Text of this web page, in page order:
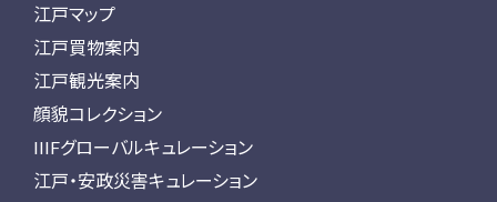
江戸マップ
江戸買物案内
江戸観光案内
顔貌コレクション
IIIFグローバルキュレーション
江戸・安政災害キュレーション